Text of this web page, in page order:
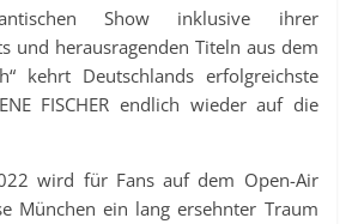
Show inklusive ihrer
und herausragenden Titeln aus dem
kehrt Deutschlands erfolgreichste
FISCHER endlich wieder auf die
wird für Fans auf dem Open-Air
München ein lang ersehnter Traum